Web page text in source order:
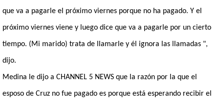
que va a pagarle el próximo viernes porque no ha pagado. Y el
próximo viernes viene y luego dice que va a pagarle por un cierto
tiempo. (Mi marido) trata de llamarle y él ignora las llamadas ",
dijo.
Medina le dijo a CHANNEL 5 NEWS que la razón por la que el
esposo de Cruz no fue pagado es porque está esperando recibir el